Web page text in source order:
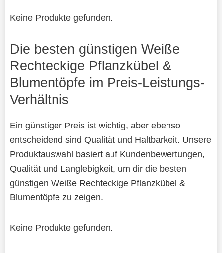
Keine Produkte gefunden.
Die besten günstigen Weiße
Rechteckige Pflanzkübel &
Blumentöpfe im Preis-Leistungs-
Verhältnis
Ein günstiger Preis ist wichtig, aber ebenso
entscheidend sind Qualität und Haltbarkeit. Unsere
Produktauswahl basiert auf Kundenbewertungen,
Qualität und Langlebigkeit, um dir die besten
günstigen Weiße Rechteckige Pflanzkübel &
Blumentöpfe zu zeigen.
Keine Produkte gefunden.